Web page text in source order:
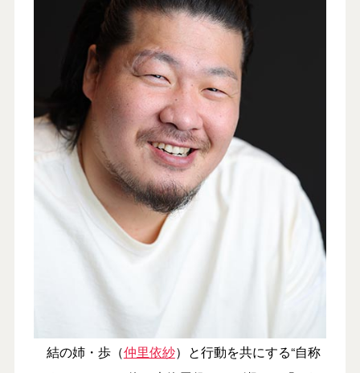
結の姉・歩（仲里依紗）と行動を共にする“自称